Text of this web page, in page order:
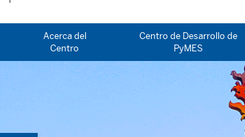
Acerca del
Centro
Centro de Desarrollo de
PyMES